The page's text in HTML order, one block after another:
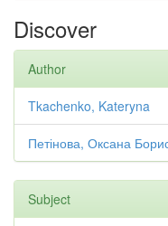
Discover
Author
Tkachenko, Kateryna
Петінова, Оксана
Subject